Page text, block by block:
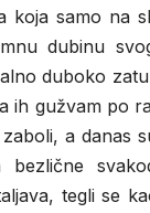
samo na
dubinu
duboko
ih gužvam po
a danas
tegli se